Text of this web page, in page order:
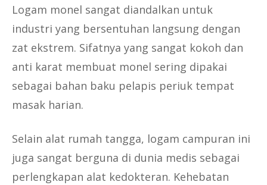
Logam monel sangat diandalkan untuk
industri yang bersentuhan langsung dengan
zat ekstrem. Sifatnya yang sangat kokoh dan
anti karat membuat monel sering dipakai
sebagai bahan baku pelapis periuk tempat
masak harian.
Selain alat rumah tangga, logam campuran ini
juga sangat berguna di dunia medis sebagai
perlengkapan alat kedokteran. Kehebatan